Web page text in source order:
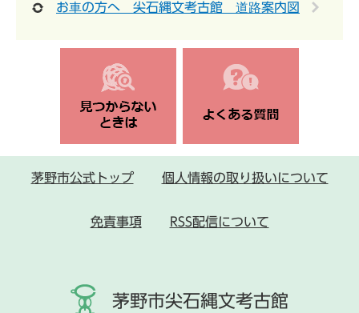
お車の方へ 尖石縄文考古館 道路案内図
茅野市公式トップ 個人情報の取り扱いについて
免責事項 RSS配信について
茅野市尖石縄文考古館